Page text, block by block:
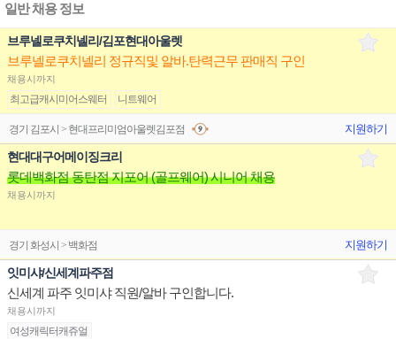
일반 채용 정보
브루넬로쿠치넬리/김포현대아울렛
브루넬로쿠치넬리 정규직및 알바.탄력근무 판매직 구인
채용시까지
최고급캐시미어스웨터 니트웨어
경기 김포시 > 현대프리미엄아울렛김포점 지원하기
현대대구어메이징크리
롯데백화점 동탄점 지포어 (골프웨어) 시니어 채용
채용시까지
경기 화성시 > 백화점 지원하기
잇미샤/신세계파주점
신세계 파주 잇미샤 직원/알바 구인합니다.
채용시까지
여성캐릭터캐쥬얼